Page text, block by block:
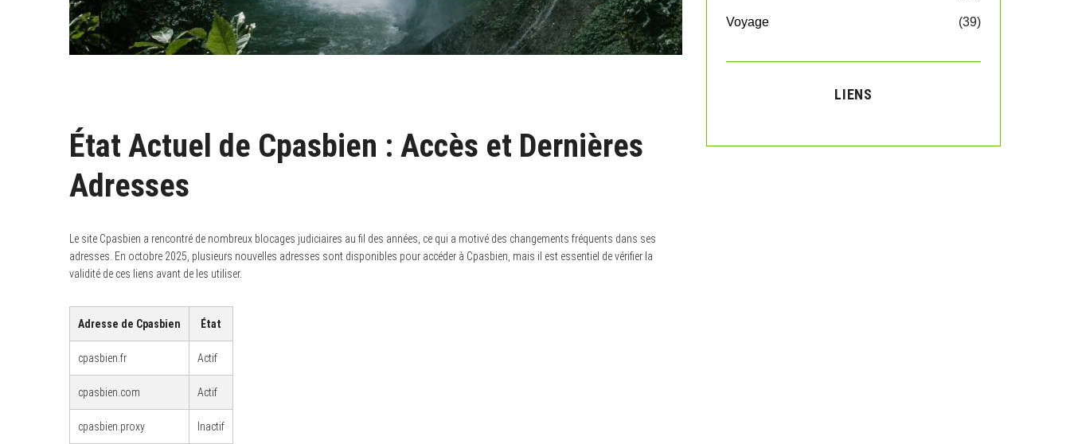
État Actuel de Cpasbien : Accès et Dernières
Adresses
Le site Cpasbien a rencontré de nombreux blocages judiciaires au fil des années, ce qui a motivé des changements fréquents dans ses
adresses. En octobre 2025, plusieurs nouvelles adresses sont disponibles pour accéder à Cpasbien, mais il est essentiel de vérifier la
validité de ces liens avant de les utiliser.
Adresse de Cpasbien État
cpasbien.fr Actif
cpasbien.com Actif
cpasbien.proxy Inactif
Voyage (39)
LIENS